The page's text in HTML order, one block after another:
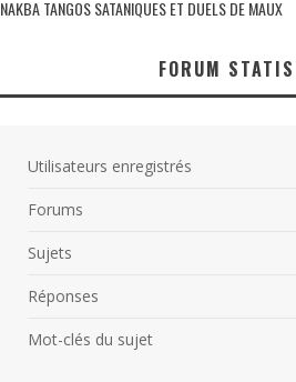
NAKBA TANGOS SATANIQUES ET DUELS DE MAUX
FORUM
Utilisateurs enregistrés
Forums
Sujets
Réponses
Mot-clés du sujet